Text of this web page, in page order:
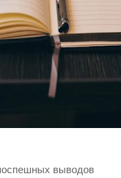
выводов